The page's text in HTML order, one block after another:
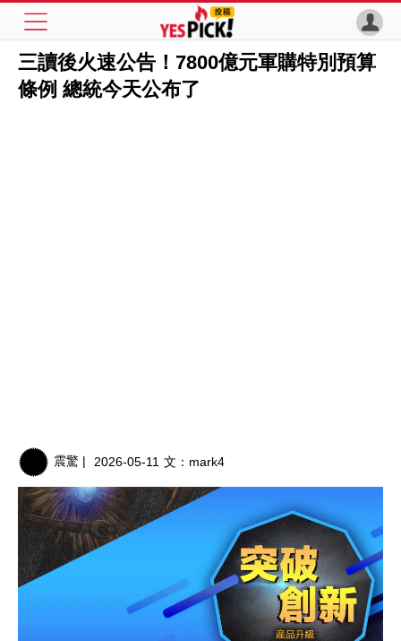
三讀後火速公告！7800億元軍購特別預算
條例 總統今天公布了
震驚 | 2026-05-11 文： mark4